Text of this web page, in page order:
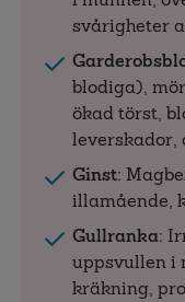
svårigheter
blodiga),
ökad törst,
leverskador,
Ginst:
illamående,
Gullranka:
uppsvullen i
kräkning,